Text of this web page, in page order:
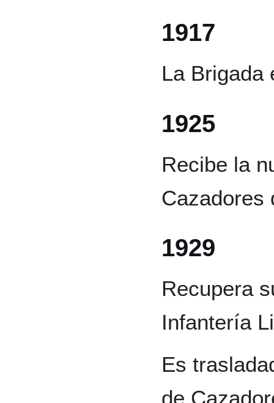
1917
La Brigada
1925
Recibe la
Cazadores
1929
Recupera
Infantería
Es
de